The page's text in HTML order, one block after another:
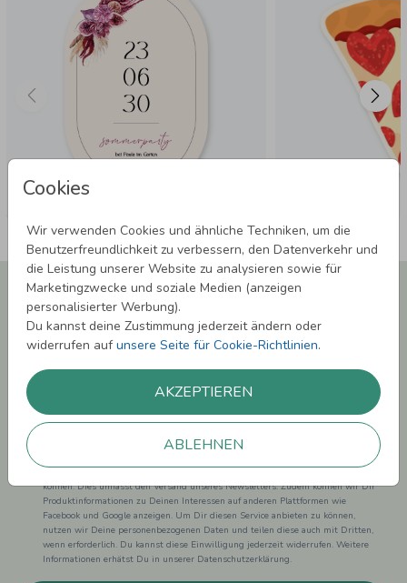
Cookies
Wir verwenden Cookies und ähnliche Techniken, um die
Benutzerfreundlichkeit zu verbessern, den Datenverkehr und
die Leistung unserer Website zu analysieren sowie für
Marketingzwecke und soziale Medien (anzeigen
personalisierter Werbung).
Du kannst deine Zustimmung jederzeit ändern oder
widerrufen aufunsere Seite für Cookie-Richtlinien.
AKZEPTIEREN
ABLEHNEN
Newsletter abonnieren und 5,00 € Rabatt**
sichern!
Melde Dich zu unserem Newsletter an und bleibe auf dem
Laufenden.
dass wir Dich mit neuesten Informationen aus unserem Angebot informieren
können. Dies umfasst den Versand unseres Newsletters. Zudem können wir Dir
Produktinformationen zu Deinen Interessen auf anderen Plattformen wie
Facebook und Google anzeigen. Um Dir diesen Service anbieten zu können,
nutzen wir Deine personenbezogenen Daten und teilen diese auch mit Dritten,
wenn erforderlich. Du kannst diese Einwilligung jederzeit widerrufen. Weitere
Informationen erhätst Du in unserer Datenschutzerklärung.